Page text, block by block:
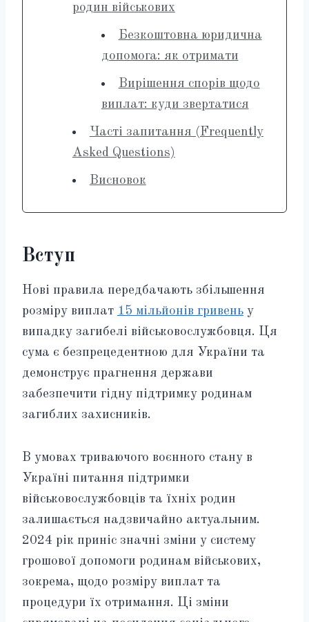
родин військових
Безкоштовна юридична
допомога: як отримати
Вирішення спорів щодо
виплат: куди звертатися
Часті запитання (Frequently
Asked Questions)
Висновок
Вступ
Нові правила передбачають збільшення
розміру виплат 15 мільйонів гривень у
випадку загибелі військовослужбовця. Ця
сума є безпрецедентною для України та
демонструє прагнення держави
забезпечити гідну підтримку родинам
загиблих захисників.
В умовах триваючого воєнного стану в
Україні питання підтримки
військовослужбовців та їхніх родин
залишається надзвичайно актуальним.
2024 рік приніс значні зміни у систему
грошової допомоги родинам військових,
зокрема, щодо розміру виплат та
процедури їх отримання. Ці зміни